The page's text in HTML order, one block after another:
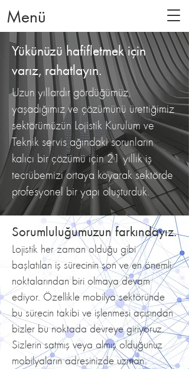
Menü
Yükünüzü hafifletmek için
varız, rahatlayın.
Uzun yıllardır gördüğümüz,
yaşadığımız ve çözümünü ürettiğimiz
sektörümüzün Lojistik Kurulum ve
Teknik servis ağındaki sorunların
kalıcı bir çözümü için 21 yıllık iş
tecrübemizi ortaya koyarak sektörde
profesyonel bir yapı oluşturduk.
Sorumluluğumuzun farkındayız.
Lojistik her zaman olduğu gibi
başlatılan iş sürecinin son ve en önemli
noktalarından biri olmaya devam
ediyor. Özellikle mobilya sektöründe
bu sürecin takibi ve işlenmesi açısından
bizler bu noktada devreye giriyoruz.
Sizlerin satmış veya almış olduğunuz
mobilyaların adresinizde uzman